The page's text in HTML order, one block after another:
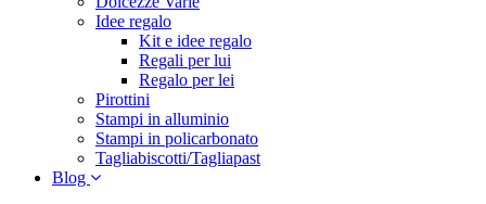
Idee regalo
Kit e idee regalo
Regali per lui
Regalo per lei
Pirottini
Stampi in alluminio
Stampi in policarbonato
Tagliabiscotti/Tagliapast
Blog